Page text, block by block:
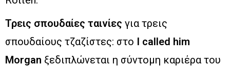
Τρεις σπουδαίες ταινίες για τρεις
σπουδαίους τζαζίστες: στο I called him
Morgan ξεδιπλώνεται η σύντομη καριέρα του